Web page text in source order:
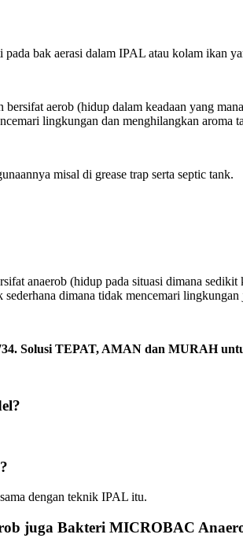
bak aerasi dalam IPAL atau kolam ikan
aerob (hidup dalam keadaan yang
lingkungan dan menghilangkan aroma
misal di grease trap serta septic tank.
anaerob (hidup pada situasi dimana
dimana tidak mencemari
Solusi TEPAT, AMAN dan MURAH
dengan teknik IPAL itu.
juga Bakteri MICROBAC